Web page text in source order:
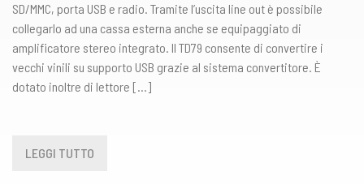
SD/MMC, porta USB e radio. Tramite l’uscita line out è possibile
collegarlo ad una cassa esterna anche se equipaggiato di
amplificatore stereo integrato. Il TD79 consente di convertire i
vecchi vinili su supporto USB grazie al sistema convertitore. È
dotato inoltre di lettore […]
LEGGI TUTTO